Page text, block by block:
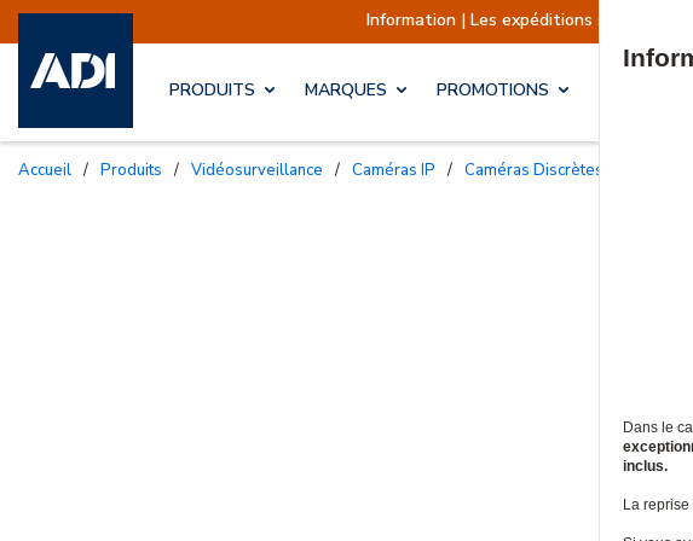
Information | Les expéditions sont actuellement suspendues
PRODUITS MARQUES PROMOTIONS
Accueil / Produits / Vidéosurveillance / Caméras IP / Caméras Discrètes